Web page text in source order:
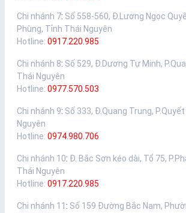
Chi nhánh 7: Số 558-560, Đ.Lương Ngọc
Phùng, Tỉnh Thái Nguyên
Hotline: 0917.220.985
Chi nhánh 8: Số 529, Đ.Dương Tự Minh,
Thái Nguyên
Hotline: 0977.570.503
Chi nhánh 9: Số 333, Đ.Quang Trung,
Nguyên
Hotline: 0974.980.706
Chi nhánh 10: Đ. Bắc Sơn kéo dài, Tổ 75,
Thái Nguyên
Hotline: 0917.220.985
Chi nhánh 11 : Số 159 Đường Bắc Nam,